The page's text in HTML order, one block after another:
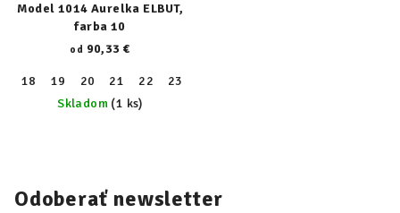
Model 1014 Aurelka ELBUT,
farba 10
od 90,33 €
18 19 20 21 22 23
Skladom (1 ks)
Odoberať newsletter